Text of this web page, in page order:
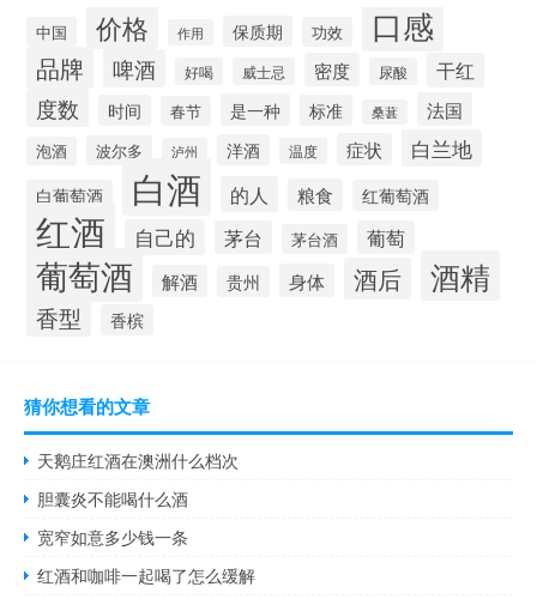
中国 价格 作用 保质期 功效 口感
品牌 啤酒 好喝 威士忌 密度 尿酸 干红
度数 时间 春节 是一种 标准 桑葚 法国
泡酒 波尔多 泸州 洋酒 温度 症状 白兰地
白葡萄酒 白酒 的人 粮食 红葡萄酒
红酒 自己的 茅台 茅台酒 葡萄
葡萄酒 解酒 贵州 身体 酒后 酒精
香型 香槟
猜你想看的文章
天鹅庄红酒在澳洲什么档次
胆囊炎不能喝什么酒
宽窄如意多少钱一条
红酒和咖啡一起喝了怎么缓解